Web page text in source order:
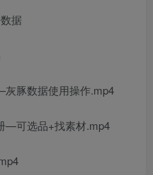
据
豚数据使用操作.mp4
—可选品+找素材.mp4